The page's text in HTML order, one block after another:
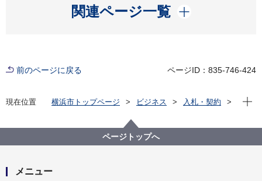
関連ページ一覧
開く
前のページに戻る ページID：835-746-424
現在位置 横浜市トップページ ビジネス
入札・契約
健康福祉局
【入札結果掲載】令和４年度新型コロナウイルス感染
症患者の療養支援に係る人材派遣契約（事務職）（令
現在
ページトップへ
メニュー